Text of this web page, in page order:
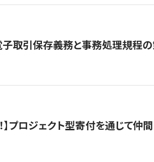
取引保存義務と事務処理規程
】プロジェクト型寄付を通じて